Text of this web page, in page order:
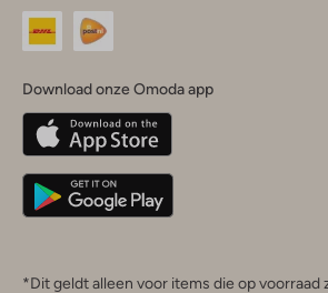
land
Nederland
Belgique(Français)
Deutschland
Download onze Omoda app
*Dit geldt alleen voor items die op voorraad